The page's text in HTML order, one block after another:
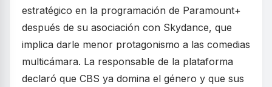
estratégico en la programación de Paramount+
después de su asociación con Skydance, que
implica darle menor protagonismo a las comedias
multicámara. La responsable de la plataforma
declaró que CBS ya domina el género y que sus